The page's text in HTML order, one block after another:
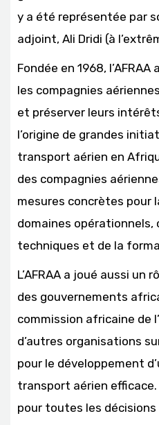
y a été représentée par
adjoint, Ali Dridi (à
Fondée en 1968,
les compagnies
et préserver leurs
l’origine de grandes
transport aérien en
des compagnies
mesures concrètes pour
domaines opérationnels,
techniques et de la
L’AFRAA a joué aussi un
des gouvernements
commission africaine de
d’autres organisations
pour le développement
transport aérien
pour toutes les